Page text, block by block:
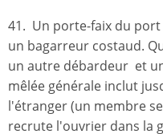
41. Un porte-faix du port
un bagarreur costaud.
un autre débardeur et
mêlée générale inclut
l'étranger (un membre
recrute l'ouvrier dans la